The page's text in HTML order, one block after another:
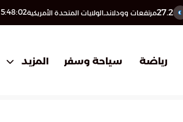
27.2مرتفعات وودلاند,الولايات المتحدة الأمريكية5:48:03
رياضة سياحة وسفر المزيد